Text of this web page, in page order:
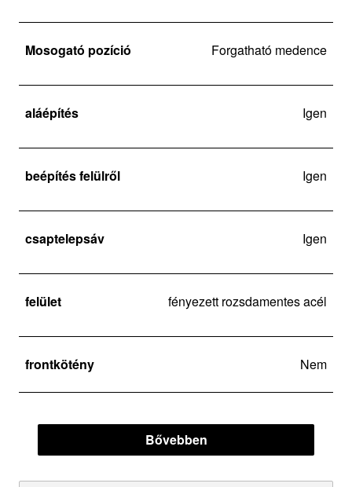
Mosogató pozíció Forgatható medence
aláépítés Igen
beépítés felülről Igen
csaptelepsáv Igen
felület fényezett rozsdamentes acél
frontkötény Nem
Bővebben